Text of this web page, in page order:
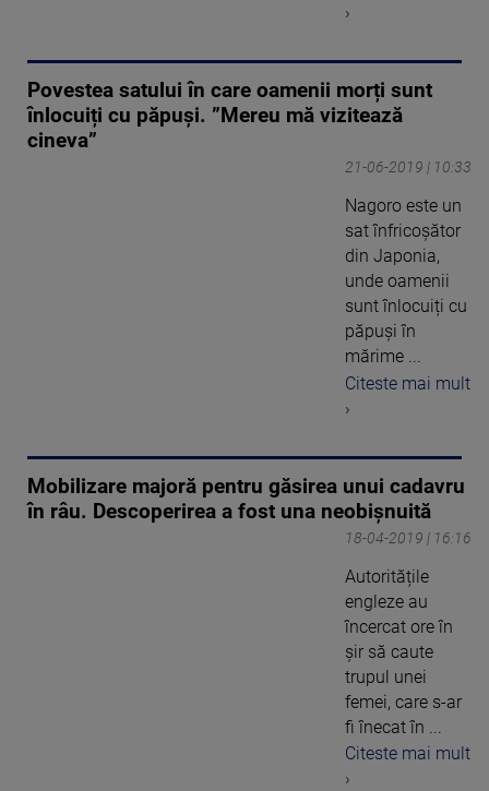
›
Povestea satului în care oamenii morți sunt
înlocuiți cu păpuși. ”Mereu mă vizitează
cineva”
21-06-2019 | 10:33
Nagoro este un
sat înfricoșător
din Japonia,
unde oamenii
sunt înlocuiți cu
păpuși în
mărime ...
Citeste mai mult
›
Mobilizare majoră pentru găsirea unui cadavru
în râu. Descoperirea a fost una neobișnuită
18-04-2019 | 16:16
Autoritățile
engleze au
încercat ore în
șir să caute
trupul unei
femei, care s-ar
fi înecat în ...
Citeste mai mult
›